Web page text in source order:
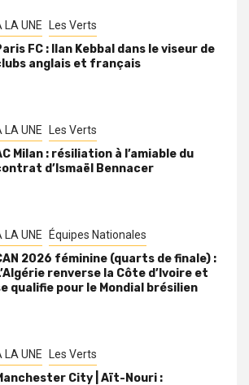
LA UNE Les Verts
FC : Ilan Kebbal dans le viseur de
anglais et français
LA UNE Les Verts
Milan : résiliation à l’amiable du
d’Ismaël Bennacer
LA UNE Équipes Nationales
2026 féminine (quarts de finale) :
renverse la Côte d’Ivoire et
qualifie pour le Mondial brésilien
LA UNE Les Verts
City | Aït-Nouri :